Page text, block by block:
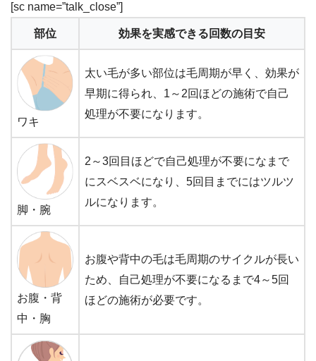
[sc name=”talk_close”]
部位 効果を実感できる回数の目安
ワキ
太い毛が多い部位は毛周期が早く、効果が
早期に得られ、1～2回ほどの施術で自己
処理が不要になります。
脚・腕
2～3回目ほどで自己処理が不要になまで
にスベスベになり、5回目までにはツルツ
ルになります。
お腹・背
中・胸
お腹や背中の毛は毛周期のサイクルが長い
ため、自己処理が不要になるまで4～5回
ほどの施術が必要です。